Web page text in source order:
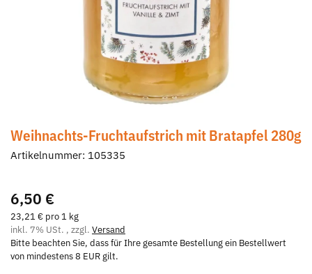
Weihnachts-Fruchtaufstrich mit Bratapfel 280g
Artikelnummer: 105335
6,50 €
23,21 € pro 1 kg
inkl. 7% USt. , zzgl. Versand
Bitte beachten Sie, dass für Ihre gesamte Bestellung ein Bestellwert
von mindestens 8 EUR gilt.